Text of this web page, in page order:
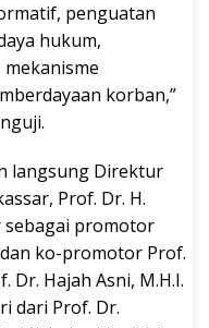
penguatan
hukum,
korban,”
langsung Direktur
Prof. Dr. H.
sebagai promotor
dan ko-promotor Prof.
Dr. Hajah Asni, M.H.I.
dari Prof. Dr.